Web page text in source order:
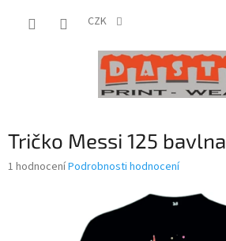
CZK
Tričko Messi 125 bavlna
Průměrné
1 hodnoceníPodrobnosti hodnocení